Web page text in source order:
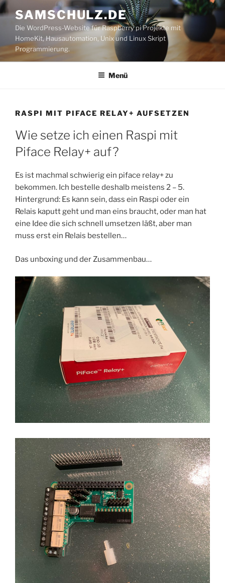
Zum
Inhalt
springen
SAMSCHULZ.DE
Die WordPress-Website für Raspberry pi Projekte mit
HomeKit, Hausautomation, Unix und Linux Skript
Programmierung.
Menü
RASPI MIT PIFACE RELAY+ AUFSETZEN
Wie setze ich einen Raspi mit
Piface Relay+ auf?
Es ist machmal schwierig ein piface relay+ zu
bekommen. Ich bestelle deshalb meistens 2 – 5.
Hintergrund: Es kann sein, dass ein Raspi oder ein
Relais kaputt geht und man eins braucht, oder man hat
eine Idee die sich schnell umsetzen läßt, aber man
muss erst ein Relais bestellen…
Das unboxing und der Zusammenbau…